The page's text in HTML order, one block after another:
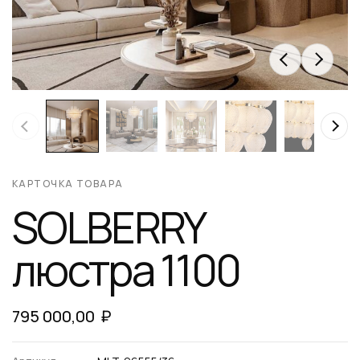
КАРТОЧКА ТОВАРА
SOLBERRY
люстра 1100
795 000,00 ₽